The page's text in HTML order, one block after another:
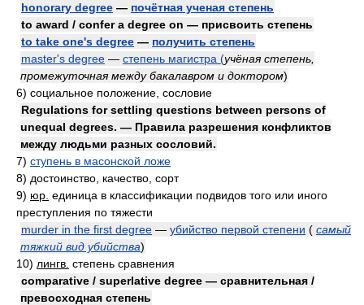
honorary degree — почётная ученая степень
to award / confer a degree on — присвоить степень
to take one's degree — получить степень
master's degree — степень магистра (учёная степень,
промежуточная между бакалавром и доктором)
6) социальное положение, сословие
Regulations for settling questions between persons of
unequal degrees. — Правила разрешения конфликтов
между людьми разных сословий.
7) ступень в масонской ложе
8) достоинство, качество, сорт
9) юр. единица в классификации подвидов того или иного
преступления по тяжести
murder in the first degree — убийство первой степени ( самый
тяжкий вид убийства)
10) лингв. степень сравнения
comparative / superlative degree — сравнительная /
превосходная степень